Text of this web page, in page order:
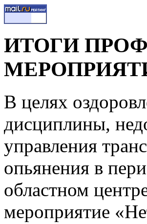
ИТОГИ
В целях
дисциплины,
управления
опьянения в
областном
мероприятие